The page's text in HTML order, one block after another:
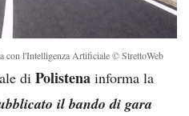
con l'Intelligenza Artificiale © StrettoWeb
di Polistena informa la
il bando di gara